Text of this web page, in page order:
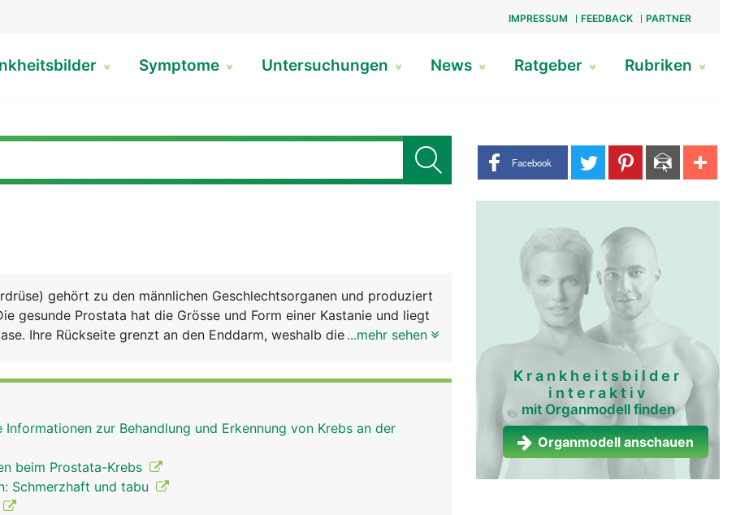
IMPRESSUM FEEDBACK PARTNER
Symptome Untersuchungen News Ratgeber Rubriken
Share buttons
Facebook
gehört zu den männlichen Geschlechtsorganen und produziert
gesunde Prostata hat die Grösse und Form einer Kastanie und liegt
Ihre Rückseite grenzt an den Enddarm, weshalb die Prostata mit
der weiblichen Eizelle benötigt werden. Mit zunehmenden
Prostata.
...mehr sehen
zur Behandlung und Erkennung von Krebs an der
beim Prostata-Krebs
Schmerzhaft und tabu
Krankheitsbilder
interaktiv
mit Organmodell finden
Organmodell anschauen